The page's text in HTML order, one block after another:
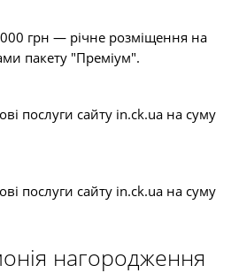
грн — річне розміщення на
пакету "Преміум".
послуги сайту in.ck.ua на суму
послуги сайту in.ck.ua на суму
нагородження